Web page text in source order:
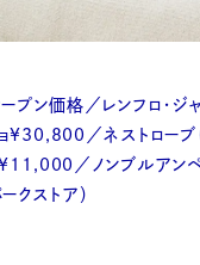
プン価格／レンフロ・ジャ
ョ¥30,800／ネストローブ
¥11,000／ノンブルアン
クストア）